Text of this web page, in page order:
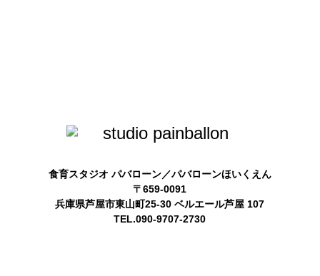
食育スタジオ パバローン／パバローンほいくえん
〒659-0091
兵庫県芦屋市東山町25-30 ベルエール芦屋 107
TEL.090-9707-2730